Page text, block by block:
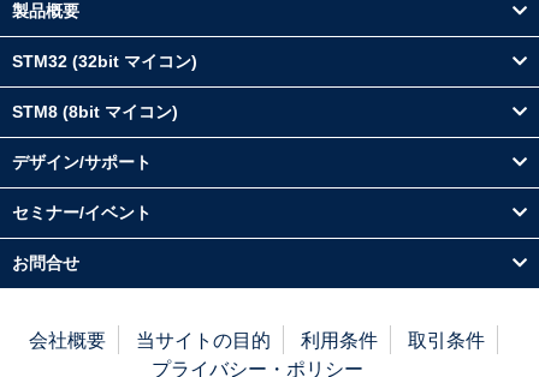
製品概要
STM32 (32bit マイコン)
STM8 (8bit マイコン)
デザイン/サポート
セミナー/イベント
お問合せ
会社概要 当サイトの目的 利用条件
取引条件
プライバシー・ポリシー